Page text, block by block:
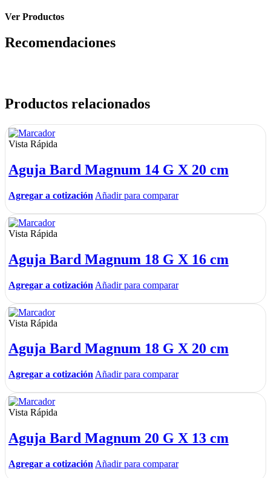
Ver Productos
Recomendaciones
Productos relacionados
Vista Rápida
Aguja Bard Magnum 14 G X 20 cm
Agregar a cotización Añadir para comparar
Vista Rápida
Aguja Bard Magnum 18 G X 16 cm
Agregar a cotización Añadir para comparar
Vista Rápida
Aguja Bard Magnum 18 G X 20 cm
Agregar a cotización Añadir para comparar
Vista Rápida
Aguja Bard Magnum 20 G X 13 cm
Agregar a cotización Añadir para comparar